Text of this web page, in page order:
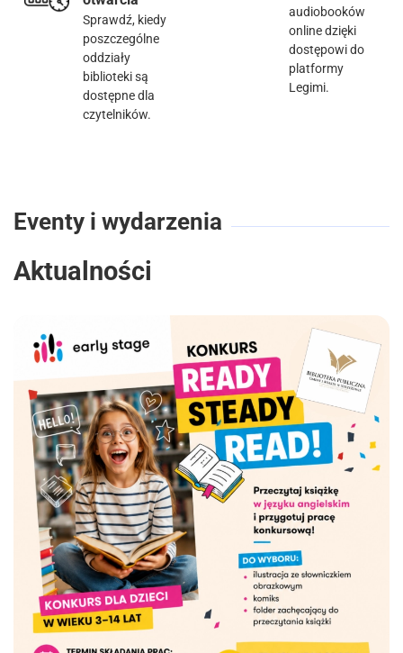
Sprawdź, kiedy
poszczególne
oddziały
biblioteki są
dostępne dla
czytelników.
audiobooków
online dzięki
dostępowi do
platformy
Legimi.
Eventy i wydarzenia
Aktualności